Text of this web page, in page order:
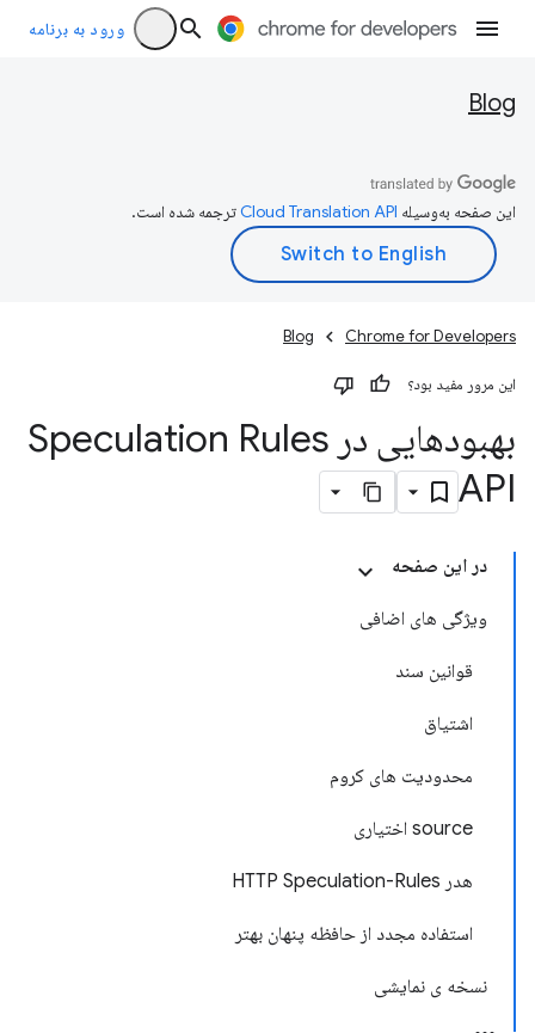
ورود به برنامه
Blog
این صفحه به‌وسیله ترجمه شده است.
Chrome for Developers
Blog
این مرور مفید بود؟
بهبودهایی در Speculation Rules
API
در این صفحه
ویژگی های اضافی
قوانین سند
اشتیاق
محدودیت های کروم
source اختیاری
هدر HTTP Speculation-Rules
استفاده مجدد از حافظه پنهان بهتر
نسخه ی نمایشی